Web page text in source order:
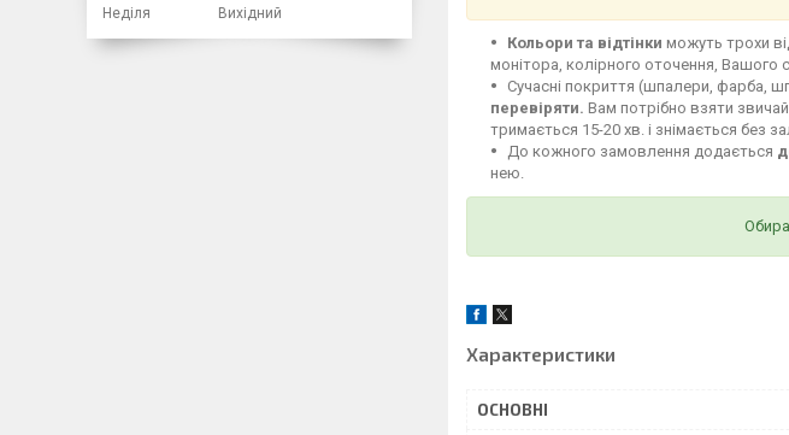
Кольори та відтінки можуть трохи
монітора, колірного оточення, Вашого
Сучасні покриття (шпалери, фарба,
перевіряти. Вам потрібно взяти
тримається 15-20 хв. і знімається без
До кожного замовлення додається
нею.
Характеристики
ОСНОВНІ
Неділя
Вихідний